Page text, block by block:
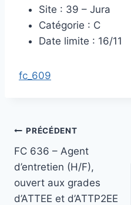
Site : 39 – Jura
Catégorie : C
Date limite : 16/11
fc_609
Navigation
de
l’article
PRÉCÉDENT
FC 636 – Agent
d’entretien (H/F),
ouvert aux grades
d’ATTEE et d’ATTP2EE